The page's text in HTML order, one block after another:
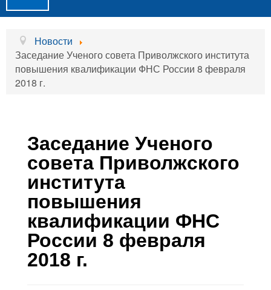
Главная
Об учреждении
Новости
Услуги проживания
Контакты
Блог
Новости
Заседание Ученого совета Приволжского института
повышения квалификации ФНС России 8 февраля
2018 г.
Заседание Ученого
совета Приволжского
института
повышения
квалификации ФНС
России 8 февраля
2018 г.